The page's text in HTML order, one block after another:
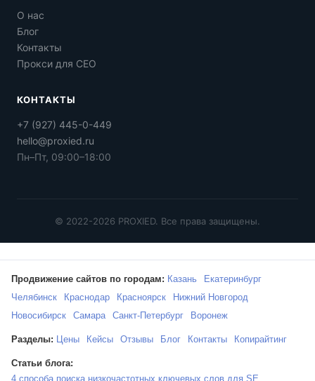
О нас
Блог
Контакты
Прокси для СЕО
КОНТАКТЫ
+7 (927) 445-0-449
hello@proxied.ru
Пн–Пт, 09:00–18:00
© 2022-2026 PROXIED. Все права защищены.
Продвижение сайтов по городам: Казань
Екатеринбург
Челябинск
Краснодар Красноярск
Нижний Новгород
Новосибирск
Самара Санкт-Петербург Воронеж
Разделы: Цены Кейсы Отзывы Блог Контакты Копирайтинг
Статьи блога:
4 способа поиска низкочастотных ключевых слов для SE